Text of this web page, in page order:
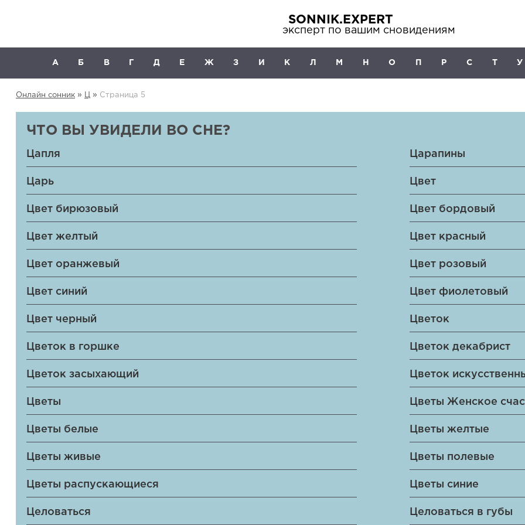
SONNIK.EXPERT
эксперт по вашим сновидениям
А Б В Г Д Е Ж З И К Л М Н О П Р С Т У
Онлайн сонник » » Страница 5
ЧТО ВЫ УВИДЕЛИ ВО СНЕ?
Цапля Царапины
Царь Цвет
Цвет бирюзовый Цвет бордовый
Цвет желтый Цвет красный
Цвет оранжевый Цвет розовый
Цвет синий Цвет фиолетовый
Цвет черный Цветок
Цветок в горшке Цветок декабрист
Цветок засыхающий Цветок
Цветы Цветы Женское
Цветы белые Цветы желтые
Цветы живые Цветы полевые
Цветы распускающиеся Цветы синие
Целоваться Целоваться в губы